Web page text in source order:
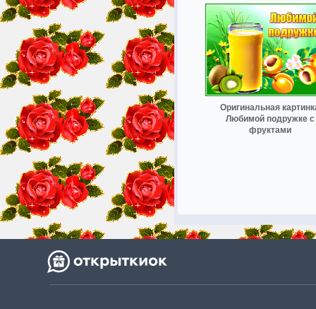
Оригинальная
Любимой подружке с
фруктами